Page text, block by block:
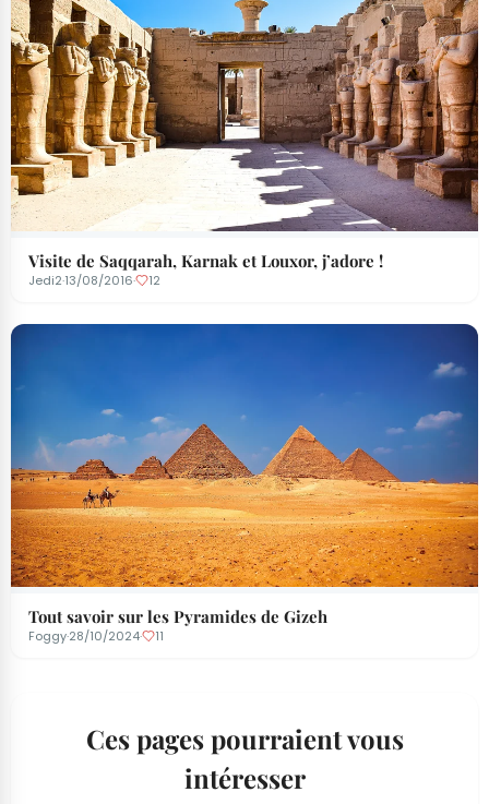
Visite de Saqqarah, Karnak et Louxor, j’adore !
Jedi2·13/08/2016· 12
Tout savoir sur les Pyramides de Gizeh
Foggy·28/10/2024· 11
Ces pages pourraient vous
intéresser